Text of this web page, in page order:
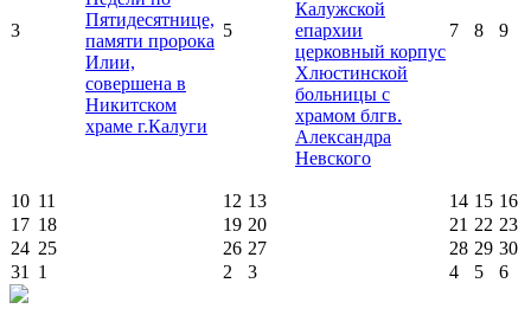
3
Пятидесятнице,
памяти пророка
Илии,
совершена в
Никитском
храме г.Калуги
5
Калужской
епархии
церковный корпус
Хлюстинской
больницы с
храмом блгв.
Александра
Невского
7 8 9
10 11 12 13 14 15 16
17 18 19 20 21 22 23
24 25 26 27 28 29 30
31
1 2 3 4 5 6